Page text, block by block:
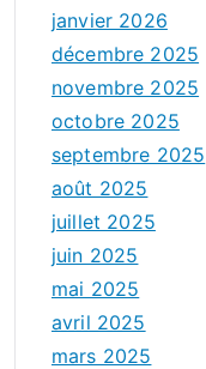
janvier 2026
décembre 2025
novembre 2025
octobre 2025
septembre 2025
août 2025
juillet 2025
juin 2025
mai 2025
avril 2025
mars 2025